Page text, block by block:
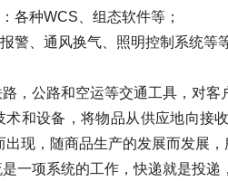
各种WCS、组态软件等；
警、通风换气、照明控制系统等等
，公路和空运等交通工具，对
术和设备，将物品从供应地向接
现，随商品生产的发展而发展
一项系统的工作，快递就是投